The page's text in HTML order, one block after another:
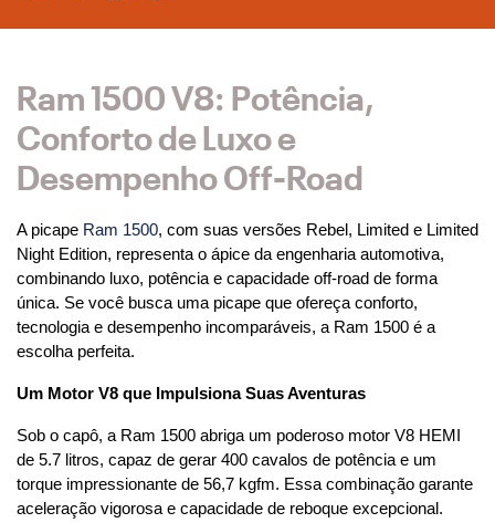
Ram 1500 V8: Potência,
Conforto de Luxo e
Desempenho Off-Road
A picape Ram 1500, com suas versões Rebel, Limited e Limited
Night Edition, representa o ápice da engenharia automotiva,
combinando luxo, potência e capacidade off-road de forma
única. Se você busca uma picape que ofereça conforto,
tecnologia e desempenho incomparáveis, a Ram 1500 é a
escolha perfeita.
Um Motor V8 que Impulsiona Suas Aventuras
Sob o capô, a Ram 1500 abriga um poderoso motor V8 HEMI
de 5.7 litros, capaz de gerar 400 cavalos de potência e um
torque impressionante de 56,7 kgfm. Essa combinação garante
aceleração vigorosa e capacidade de reboque excepcional.